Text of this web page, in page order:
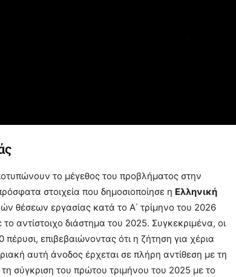
το μέγεθος του προβλήματος στην
στοιχεία που δημοσιοποίησε η Ελληνική
θέσεων εργασίας κατά το Α΄ τρίμηνο του 2026
αντίστοιχο διάστημα του 2025. Συγκεκριμένα, οι
επιβεβαιώνοντας ότι η ζήτηση για χέρια
αυτή άνοδος έρχεται σε πλήρη αντίθεση με τη
σύγκριση του πρώτου τριμήνου του 2025 με το